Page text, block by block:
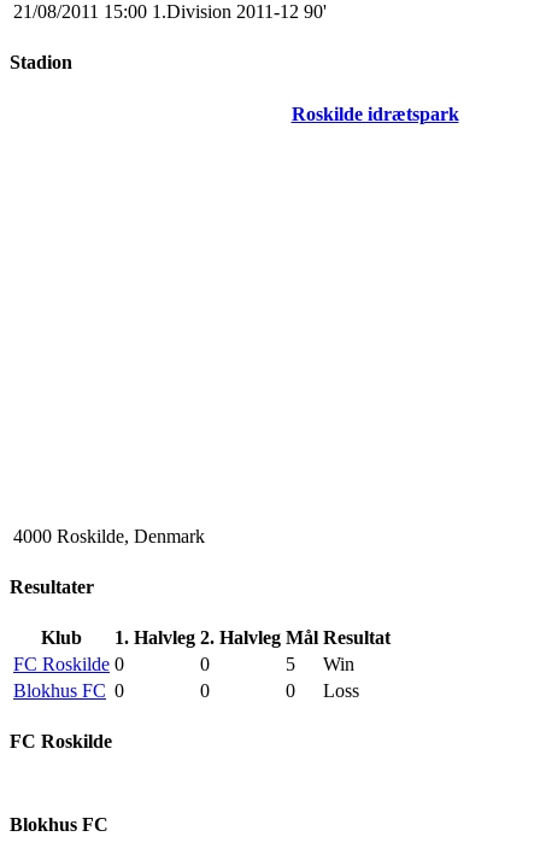
21/08/2011 15:00 1.Division 2011-12 90'
Stadion
Roskilde idrætspark
4000 Roskilde, Denmark
Resultater
Klub 1. Halvleg 2. Halvleg Mål Resultat
FC Roskilde 0 0 5
Win
Blokhus FC 0 0 0 Loss
FC Roskilde
Blokhus FC